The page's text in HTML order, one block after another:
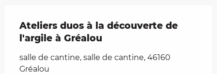
Ateliers duos à la découverte de
l'argile à Gréalou
salle de cantine, salle de cantine, 46160
Gréalou